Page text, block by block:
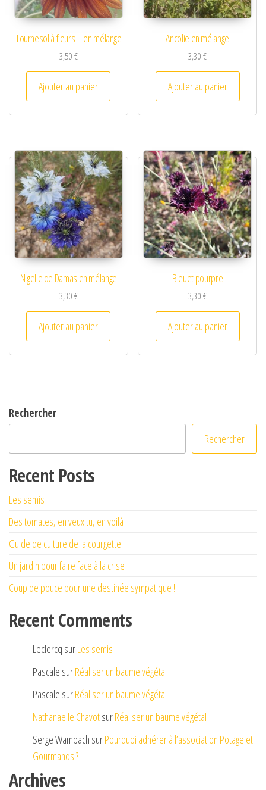
Tournesol à fleurs – en mélange
3,50€
Ajouter au panier
Ancolie en mélange
3,30€
Ajouter au panier
Nigelle de Damas en mélange
3,30€
Ajouter au panier
Bleuet pourpre
3,30€
Ajouter au panier
Rechercher
Rechercher
Recent Posts
Les semis
Des tomates, en veux tu, en voilà !
Guide de culture de la courgette
Un jardin pour faire face à la crise
Coup de pouce pour une destinée sympatique !
Recent Comments
Leclercq surLes semis
Pascale surRéaliser un baume végétal
Pascale surRéaliser un baume végétal
Nathanaelle ChavotsurRéaliser un baume végétal
Serge Wampach surPourquoi adhérer à l’association Potage et
Gourmands ?
Archives